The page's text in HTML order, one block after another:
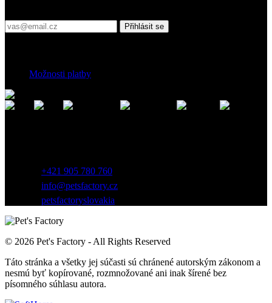
Přihlásit se
Možnosti platby
+421 905 780 760
info@petsfactory.cz
petsfactoryslovakia
© 2026 Pet's Factory - All Rights Reserved
Táto stránka a všetky jej súčasti sú chránené autorským zákonom a
nesmú byť kopírované, rozmnožované ani inak šírené bez
písomného súhlasu autora.